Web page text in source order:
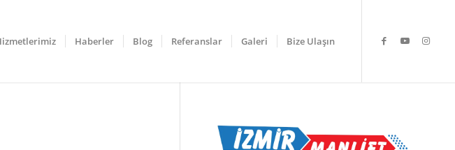
Haberler Blog Referanslar Galeri Bize Ulaşın